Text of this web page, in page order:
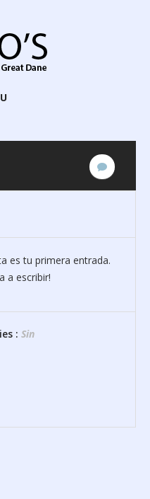
es tu primera entrada.
a escribir!
: Sin